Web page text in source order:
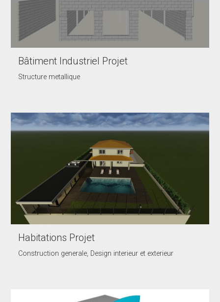
Bâtiment Industriel Projet
Structure metallique
Habitations Projet
Construction generale, Design interieur et exterieur